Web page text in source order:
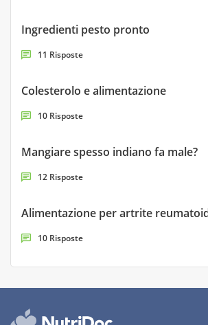
Ingredienti pesto pronto
11 Risposte
Colesterolo e alimentazione
10 Risposte
Mangiare spesso indiano fa male?
12 Risposte
Alimentazione per artrite
10 Risposte